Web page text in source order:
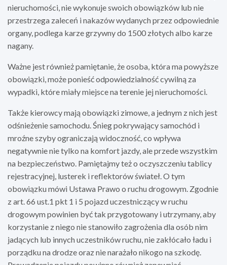
nieruchomości, nie wykonuje swoich obowiązków lub nie
przestrzega zaleceń i nakazów wydanych przez odpowiednie
organy, podlega karze grzywny do 1500 złotych albo karze
nagany.
Ważne jest również pamiętanie, że osoba, która ma powyższe
obowiązki, może ponieść odpowiedzialność cywilną za
wypadki, które miały miejsce na terenie jej nieruchomości.
Także kierowcy mają obowiązki zimowe, a jednym z nich jest
odśnieżenie samochodu. Śnieg pokrywający samochód i
mroźne szyby ograniczają widoczność, co wpływa
negatywnie nie tylko na komfort jazdy, ale przede wszystkim
na bezpieczeństwo. Pamiętajmy też o oczyszczeniu tablicy
rejestracyjnej, lusterek i reflektorów świateł. O tym
obowiązku mówi Ustawa Prawo o ruchu drogowym. Zgodnie
z art. 66 ust.1 pkt 1 i 5 pojazd uczestniczący w ruchu
drogowym powinien być tak przygotowany i utrzymany, aby
korzystanie z niego nie stanowiło zagrożenia dla osób nim
jadących lub innych uczestników ruchu, nie zakłócało ładu i
porządku na drodze oraz nie narażało nikogo na szkodę.